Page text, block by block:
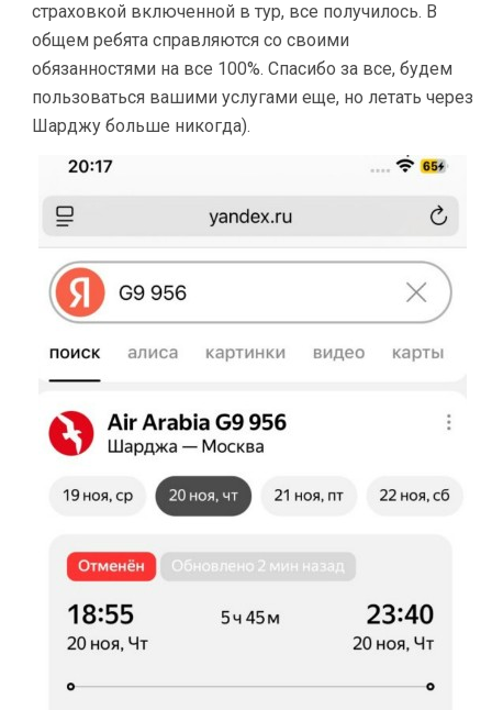
страховкой включенной в тур, все получилось. В
общем ребята справляются со своими
обязанностями на все 100%. Спасибо за все, будем
пользоваться вашими услугами еще, но летать через
Шарджу больше никогда).